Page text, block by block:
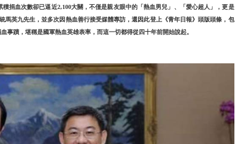
捐血次數卻已逼近2,100大關，不僅是親友眼中的「熱血男兒」、「愛心超人」，更是
馬英九先生，並多次因熱血善行接受媒體專訪，還因此登上《青年日報》頭版頭條，包
蹟，堪稱是國軍熱血英雄表率，而這一切都得從四十年前開始說起。